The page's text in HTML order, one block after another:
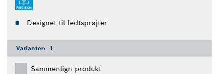
Designet til fedtsprøjter
Varianter: 1
Sammenlign produkt